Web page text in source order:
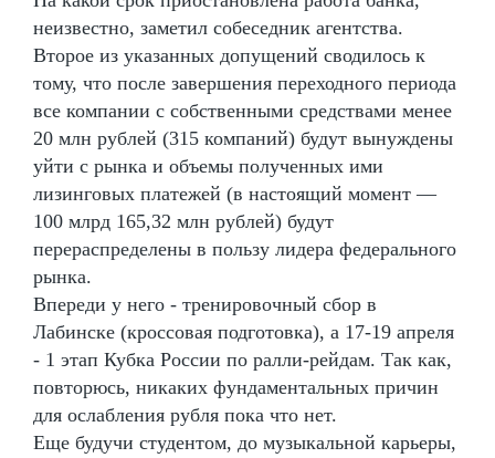
неизвестно, заметил собеседник агентства.
Второе из указанных допущений сводилось к
тому, что после завершения переходного периода
все компании с собственными средствами менее
20 млн рублей (315 компаний) будут вынуждены
уйти с рынка и объемы полученных ими
лизинговых платежей (в настоящий момент —
100 млрд 165,32 млн рублей) будут
перераспределены в пользу лидера федерального
рынка.
Впереди у него - тренировочный сбор в
Лабинске (кроссовая подготовка), а 17-19 апреля
- 1 этап Кубка России по ралли-рейдам. Так как,
повторюсь, никаких фундаментальных причин
для ослабления рубля пока что нет.
Еще будучи студентом, до музыкальной карьеры,